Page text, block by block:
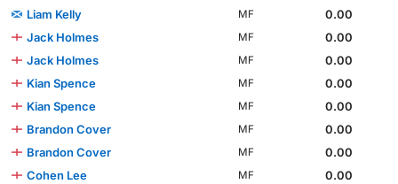
Liam Kelly
MF
0.00
Jack Holmes
MF
0.00
Jack Holmes
MF
0.00
Kian Spence
MF
0.00
Kian Spence
MF
0.00
Brandon Cover
MF
0.00
Brandon Cover
MF
0.00
Cohen Lee
MF
0.00